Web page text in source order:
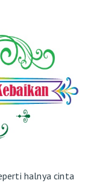
halnya cinta